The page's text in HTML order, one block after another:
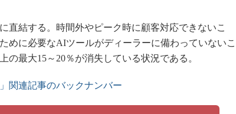
直結する。時間外やピーク時に顧客対応できないこ
めに必要なAIツールがディーラーに備わっていないこ
の最大15～20％が消失している状況である。
関連記事のバックナンバー